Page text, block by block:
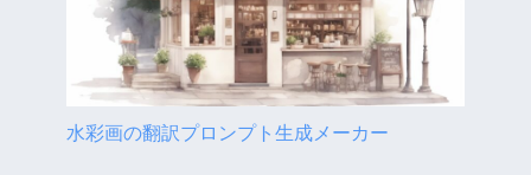
水彩画の翻訳プロンプト生成メーカー